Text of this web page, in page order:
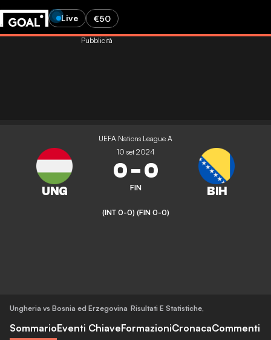
Live €50
Pubblicità
UEFA Nations League A
10 set 2024
0-0
FIN
(INT 0-0) (FIN 0-0)
Ungheria vs Bosnia ed Erzegovina Risultati E Statistiche,
SommarioEventi ChiaveFormazioniCronacaCommenti